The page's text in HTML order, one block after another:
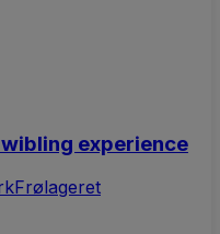
experience
Frølageret